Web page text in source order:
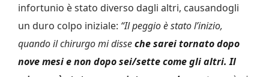
infortunio è stato diverso dagli altri, causandogli
un duro colpo iniziale: “Il peggio è stato l’inizio,
quando il chirurgo mi disseche sarei tornato dopo
nove mesi e non dopo sei/sette come gli altri. Il